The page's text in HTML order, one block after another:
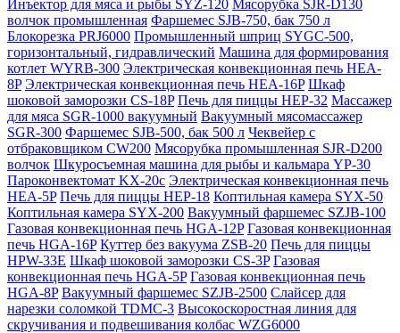
Инъектор для мяса и рыбы SYZ-120 Мясорубка SJR-D130
волчок промышленная Фаршемес SJB-750, бак 750 л
Блокорезка PRJ6000 Промышленный шприц SYGC-500,
горизонтальный, гидравлический Машина для формирования
котлет WYRB-300 Электрическая конвекционная печь HEA-
8P Электрическая конвекционная печь HEA-16P Шкаф
шоковой заморозки CS-18P Печь для пиццы HEP-32 Массажер
для мяса SGR-1000 вакуумный Вакуумный мясомассажер
SGR-300 Фаршемес SJB-500, бак 500 л Чеквейер с
отбраковщиком CW200 Мясорубка промышленная SJR-D200
волчок Шкуросъемная машина для рыбы и кальмара YP-30
Пароконвектомат KX-20c Электрическая конвекционная печь
HEA-5P Печь для пиццы HEP-18 Коптильная камера SYX-50
Коптильная камера SYX-200 Вакуумный фаршемес SZJB-100
Газовая конвекционная печь HGA-12P Газовая конвекционная
печь HGA-16P Куттер без вакуума ZSB-20 Печь для пиццы
HPW-33E Шкаф шоковой заморозки CS-3P Газовая
конвекционная печь HGA-5P Газовая конвекционная печь
HGA-8P Вакуумный фаршемес SZJB-2500 Слайсер для
нарезки соломкой TDMC-3 Высокоскоростная линия для
скручивания и подвешивания колбас WZG6000